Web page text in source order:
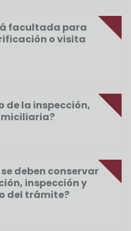
facultada para
o visita
de la inspección,
deben conservar
inspección y
del trámite?